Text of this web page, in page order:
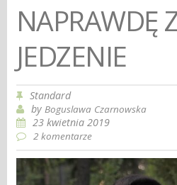
NAPRAWDĘ
JEDZENIE
Standard
byBoguslawa Czarnowska
23 kwietnia 2019
2 komentarze